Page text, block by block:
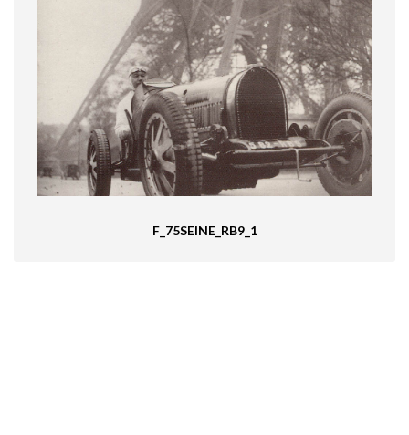
F_75SEINE_RB9_1